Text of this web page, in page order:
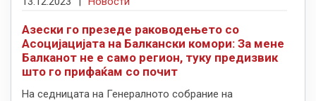
Азески го презеде раководењето со
Асоцијацијата на Балкански комори: За мене
Балканот не е само регион, туку предизвик
што го прифаќам со почит
На седницата на Генералното собрание на